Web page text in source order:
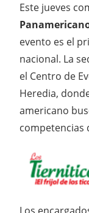
Este jueves
evento es el
nacional. La
el Centro de
Heredia,
americano
competencias